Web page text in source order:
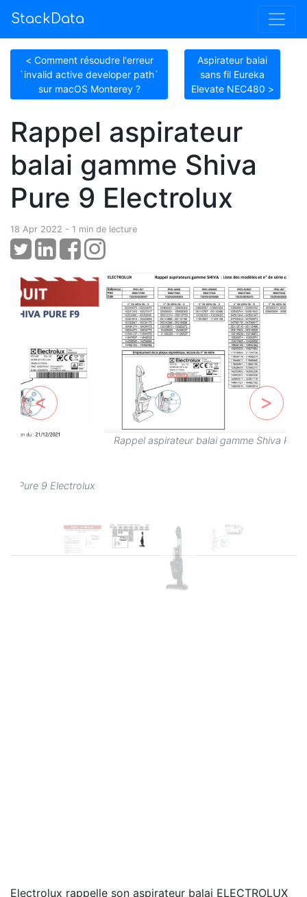
StackData
< Comment résoudre l'erreur
`invalid active developer path`
sur macOS Monterey ?
Aspirateur balai
sans fil Eureka
Elevate NEC480 >
Rappel aspirateur
balai gamme Shiva
Pure 9 Electrolux
18 Apr 2022 - 1 min de lecture
Rappel aspirateur balai gamme Shiva Pure 9 Electrolux